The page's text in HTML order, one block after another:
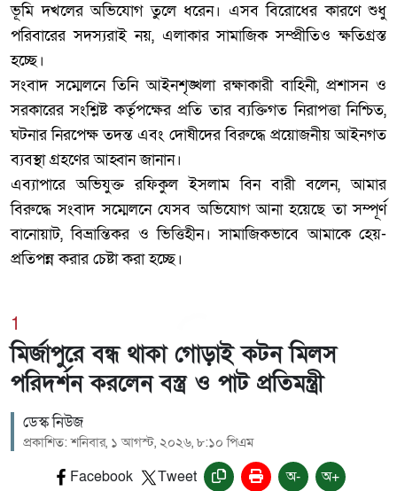
ভূমি দখলের অভিযোগ তুলে ধরেন। এসব বিরোধের কারণে শুধু
পরিবারের সদস্যরাই নয়, এলাকার সামাজিক সম্প্রীতিও ক্ষতিগ্রস্ত
হচ্ছে।
‎সংবাদ সম্মেলনে তিনি আইনশৃঙ্খলা রক্ষাকারী বাহিনী, প্রশাসন ও
সরকারের সংশ্লিষ্ট কর্তৃপক্ষের প্রতি তার ব্যক্তিগত নিরাপত্তা নিশ্চিত,
ঘটনার নিরপেক্ষ তদন্ত এবং দোষীদের বিরুদ্ধে প্রয়োজনীয় আইনগত
ব্যবস্থা গ্রহণের আহ্বান জানান।
‎এব্যাপারে অভিযুক্ত রফিকুল ইসলাম বিন বারী বলেন, আমার
বিরুদ্ধে সংবাদ সম্মেলনে যেসব অভিযোগ আনা হয়েছে তা সম্পূর্ণ
বানোয়াট, বিভ্রান্তিকর ও ভিত্তিহীন। সামাজিকভাবে আমাকে হেয়-
প্রতিপন্ন করার চেষ্টা করা হচ্ছে।
1
মির্জাপুরে বন্ধ থাকা গোড়াই কটন মিলস
পরিদর্শন করলেন বস্ত্র ও পাট প্রতিমন্ত্রী
ডেস্ক নিউজ
প্রকাশিত: শনিবার, ১ আগস্ট, ২০২৬, ৮:১০ পিএম
Facebook Tweet অ- অ+